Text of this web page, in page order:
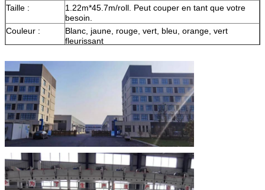
Taille :
1.22m*45.7m/roll. Peut couper en tant que votre
besoin.
Couleur :
Blanc, jaune, rouge, vert, bleu, orange, vert
fleurissant
Échantillon :
le fret de moment d'aperçu gratuit se rassemblent
La livraison
7 jours, selon la quantité d'ordre